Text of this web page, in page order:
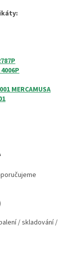
MERCAMUSA
/ skladování /